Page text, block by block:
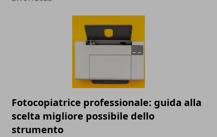
Fotocopiatrice professionale: guida alla
scelta migliore possibile dello
strumento